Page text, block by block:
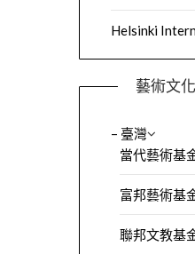
Helsinki
藝術文
– 臺灣
當代藝術基
富邦藝術基
聯邦文教基